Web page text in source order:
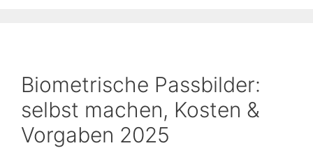
Biometrische Passbilder:
selbst machen, Kosten &
Vorgaben 2025